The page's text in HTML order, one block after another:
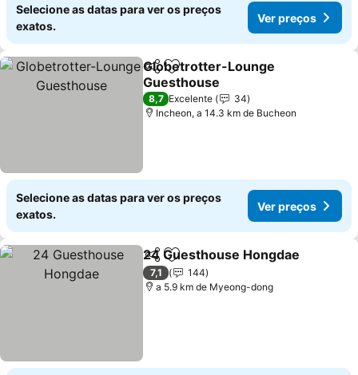
Selecione as datas para ver os preços
exatos.
Ver preços
PartilharAdicionar aos favoritos
Globetrotter-Lounge
Guesthouse
Ver preços
8,7 Excelente
34
Incheon, a 14.3 km de Bucheon
Selecione as datas para ver os preços
exatos.
Ver preços
PartilharAdicionar aos favoritos
24 Guesthouse Hongdae
7,1
144
a 5.9 km de Myeong-dong